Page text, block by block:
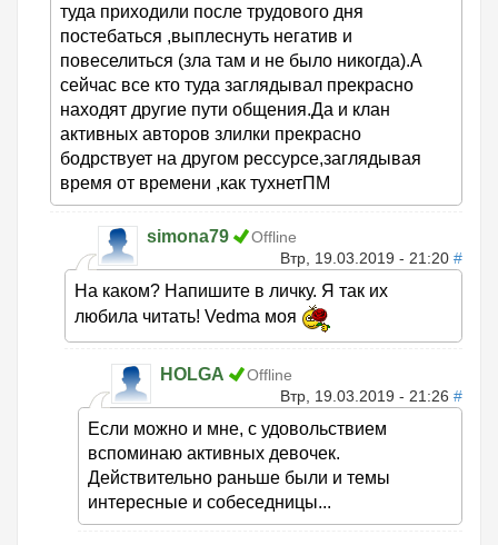
туда приходили после трудового дня
постебаться ,выплеснуть негатив и
повеселиться (зла там и не было никогда).А
сейчас все кто туда заглядывал прекрасно
находят другие пути общения.Да и клан
активных авторов злилки прекрасно
бодрствует на другом рессурсе,заглядывая
время от времени ,как тухнетПМ
simona79
Offline
Втр, 19.03.2019 - 21:20 #
На каком? Напишите в личку. Я так их
любила читать! Vedma моя
HOLGA
Offline
Втр, 19.03.2019 - 21:26 #
Если можно и мне, с удовольствием
вспоминаю активных девочек.
Действительно раньше были и темы
интересные и собеседницы...